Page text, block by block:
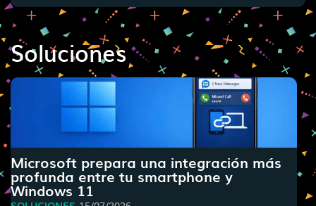
Soluciones
Microsoft prepara una integración más
profunda entre tu smartphone y
Windows 11